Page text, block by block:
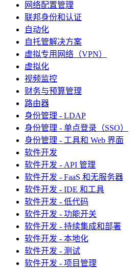
网络配置管理
联邦身份和认证
自动化
自托管解决方案
虚拟专用网络（VPN）
虚拟化
视频监控
财务与预算管理
路由器
身份管理 - LDAP
身份管理 - 单点登录（SSO）
身份管理 - 工具和 Web 界面
软件开发
软件开发 - API 管理
软件开发 - FaaS 和无服务器
软件开发 - IDE 和工具
软件开发 - 低代码
软件开发 - 功能开关
软件开发 - 持续集成和部署
软件开发 - 本地化
软件开发 - 测试
软件开发 - 项目管理